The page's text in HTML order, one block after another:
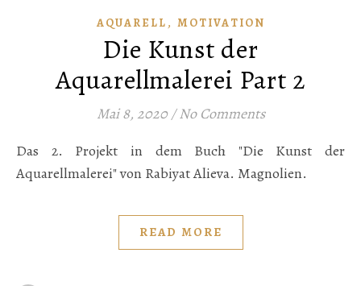
AQUARELL , MOTIVATION
Die Kunst der
Aquarellmalerei Part 2
Mai 8, 2020 / No Comments
Das 2. Projekt in dem Buch "Die Kunst der
Aquarellmalerei" von Rabiyat Alieva. Magnolien.
READ MORE